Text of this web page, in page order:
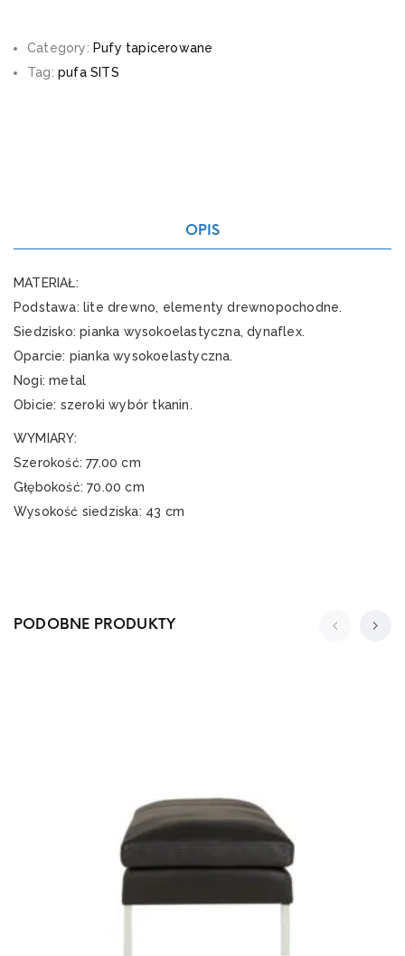
Category: Pufy tapicerowane
Tag: pufa SITS
OPIS
MATERIAŁ:
Podstawa: lite drewno, elementy drewnopochodne.
Siedzisko: pianka wysokoelastyczna, dynaflex.
Oparcie: pianka wysokoelastyczna.
Nogi: metal
Obicie: szeroki wybór tkanin.
WYMIARY:
Szerokość: 77.00 cm
Głębokość: 70.00 cm
Wysokość siedziska: 43 cm
PODOBNE PRODUKTY